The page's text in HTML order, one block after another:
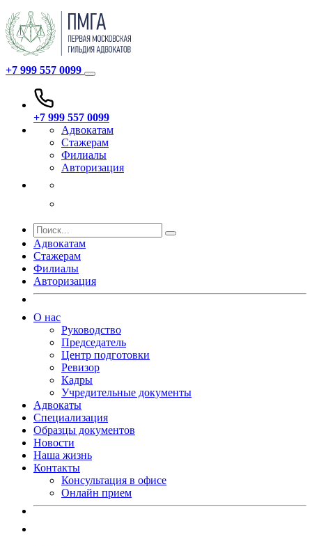
+7 999 557 0099
+7 999 557 0099
Адвокатам
Стажерам
Филиалы
Авторизация
Адвокатам
Стажерам
Филиалы
Авторизация
О нас
Руководство
Председатель
Центр подготовки
Ревизор
Кадры
Учредительные документы
Адвокаты
Специализация
Образцы документов
Новости
Наша жизнь
Контакты
Консультация в офисе
Онлайн прием